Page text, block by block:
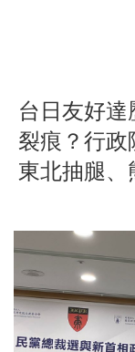
台日友好
裂痕？行政
東北抽腿